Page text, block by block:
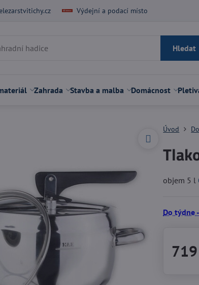
Výdejní a podací místo
Hledat
Zahrada Stavba a malba Domácnost
Úvod
objem 5 l
Do týdne